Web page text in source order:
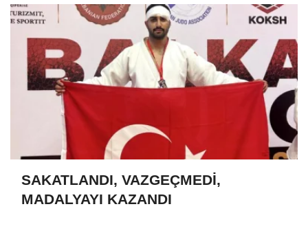
SAKATLANDI, VAZGEÇMEDİ,
MADALYAYI KAZANDI